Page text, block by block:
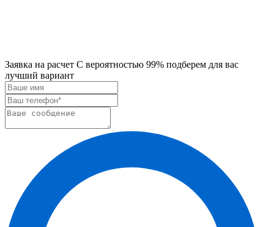
Заявка на расчет С вероятностью 99% подберем для вас
лучший вариант